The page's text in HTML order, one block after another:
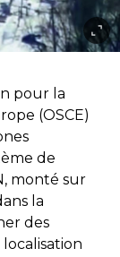
pour la
(OSCE)
de
monté sur
la
des